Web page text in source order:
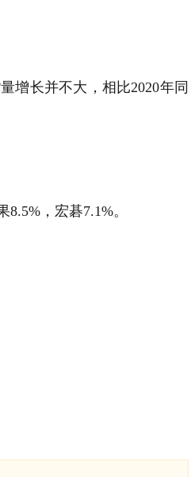
增长并不大，相比2020年同
，宏碁7.1%。